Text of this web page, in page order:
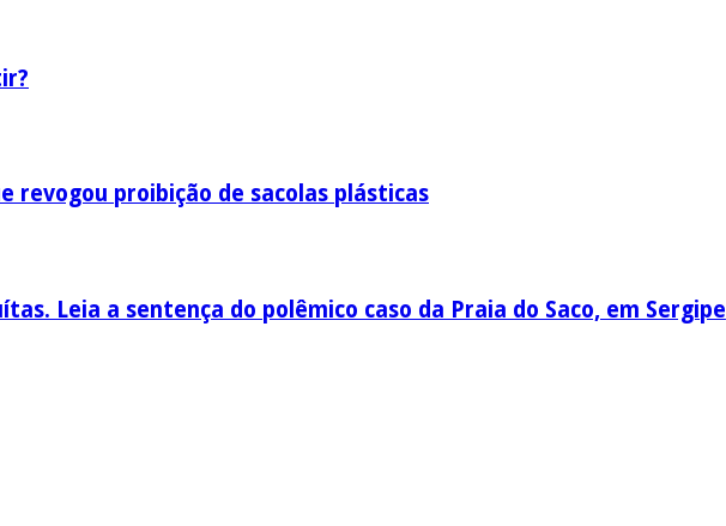
revogou proibição de sacolas plásticas
Leia a sentença do polêmico caso da Praia do Saco, em Sergipe